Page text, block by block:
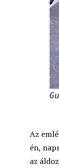
Az
én,
az